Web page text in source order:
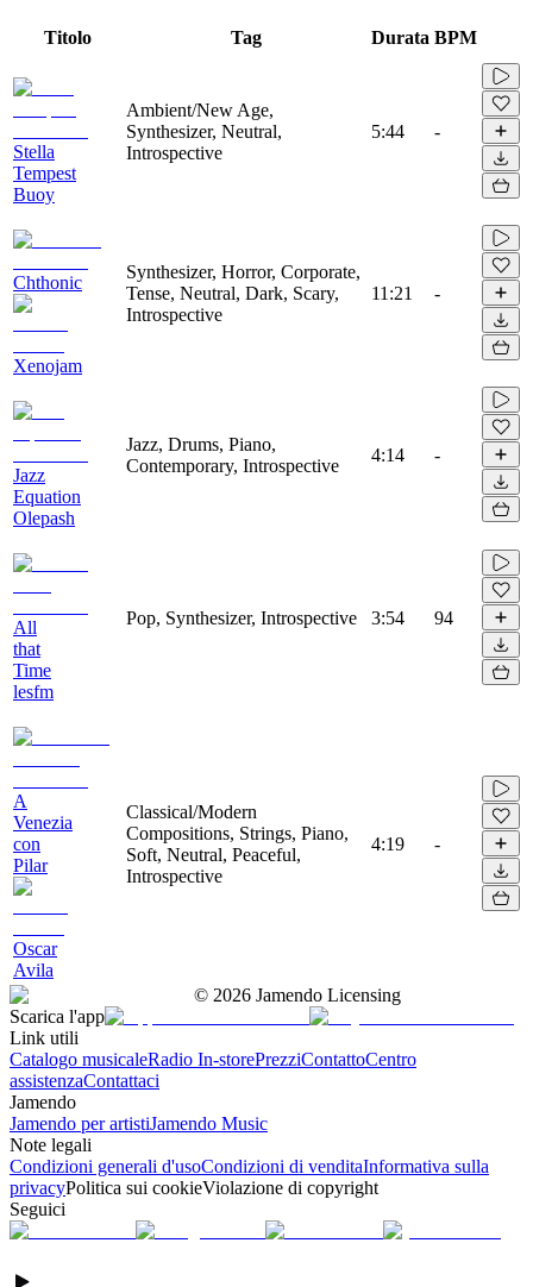
Titolo Tag Durata BPM
Stella
Tempest
Buoy
Ambient/New Age,
Synthesizer, Neutral,
Introspective
5:44 -
Chthonic
Xenojam
Synthesizer, Horror, Corporate,
Tense, Neutral, Dark, Scary,
Introspective
11:21 -
Jazz
Equation
Olepash
Jazz, Drums, Piano,
Contemporary, Introspective
4:14 -
All
that
Time
lesfm
Pop, Synthesizer, Introspective 3:54 94
A
Venezia
con
Pilar
Oscar
Avila
Classical/Modern
Compositions, Strings, Piano,
Soft, Neutral, Peaceful,
Introspective
4:19 -
© 2026 Jamendo Licensing
Scarica l'app
Link utili
Catalogo musicaleRadio In-storePrezziContattoCentro
assistenzaContattaci
Jamendo
Jamendo per artistiJamendo Music
Note legali
Condizioni generali d'usoCondizioni di venditaInformativa sulla
privacyPolitica sui cookieViolazione di copyright
Seguici